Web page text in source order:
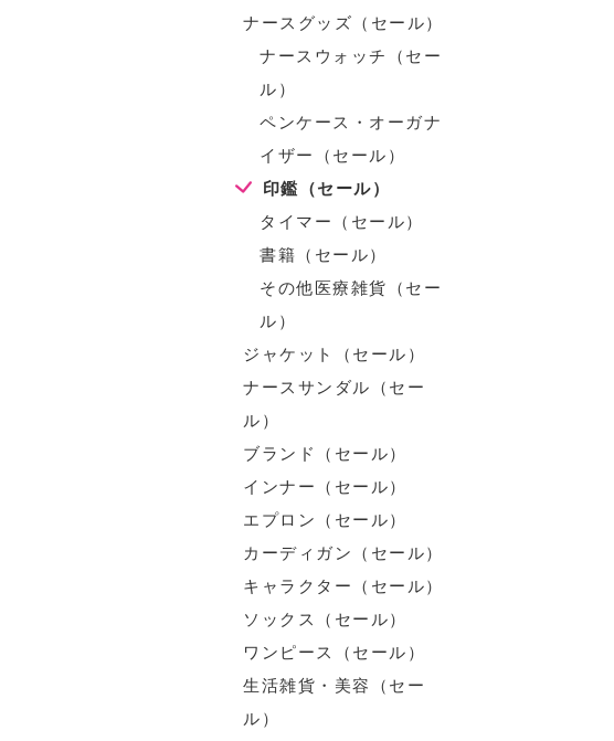
ナースグッズ（セール）
ナースウォッチ（セー
ル）
ペンケース・オーガナ
イザー（セール）
印鑑（セール）
タイマー（セール）
書籍（セール）
その他医療雑貨（セー
ル）
ジャケット（セール）
ナースサンダル（セー
ル）
ブランド（セール）
インナー（セール）
エプロン（セール）
カーディガン（セール）
キャラクター（セール）
ソックス（セール）
ワンピース（セール）
生活雑貨・美容（セー
ル）